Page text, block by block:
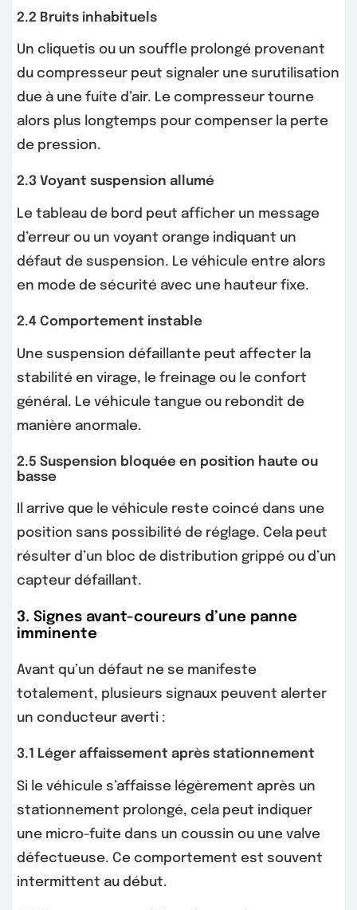
2.2 Bruits inhabituels
Un cliquetis ou un souffle prolongé provenant
du compresseur peut signaler une surutilisation
due à une fuite d’air. Le compresseur tourne
alors plus longtemps pour compenser la perte
de pression.
2.3 Voyant suspension allumé
Le tableau de bord peut afficher un message
d’erreur ou un voyant orange indiquant un
défaut de suspension. Le véhicule entre alors
en mode de sécurité avec une hauteur fixe.
2.4 Comportement instable
Une suspension défaillante peut affecter la
stabilité en virage, le freinage ou le confort
général. Le véhicule tangue ou rebondit de
manière anormale.
2.5 Suspension bloquée en position haute ou
basse
Il arrive que le véhicule reste coincé dans une
position sans possibilité de réglage. Cela peut
résulter d’un bloc de distribution grippé ou d’un
capteur défaillant.
3. Signes avant-coureurs d’une panne
imminente
Avant qu’un défaut ne se manifeste
totalement, plusieurs signaux peuvent alerter
un conducteur averti :
3.1 Léger affaissement après stationnement
Si le véhicule s’affaisse légèrement après un
stationnement prolongé, cela peut indiquer
une micro-fuite dans un coussin ou une valve
défectueuse. Ce comportement est souvent
intermittent au début.